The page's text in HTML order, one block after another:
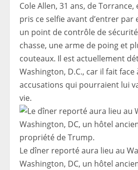
Cole Allen, 31 ans, de Torrance,
pris ce selfie avant d’entrer
un point de contrôle de
chasse, une arme de poing et
couteaux. Il est actuellement
Washington, D.C., car il fait face
accusations qui pourraient lui
vie.
Le dîner reporté aura lieu au
Washington, DC, un hôtel